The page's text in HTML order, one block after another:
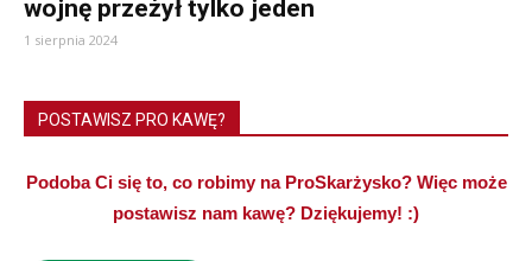
wojnę przeżył tylko jeden
1 sierpnia 2024
POSTAWISZ PRO KAWĘ?
Podoba Ci się to, co robimy na ProSkarżysko? Więc może
postawisz nam kawę? Dziękujemy! :)